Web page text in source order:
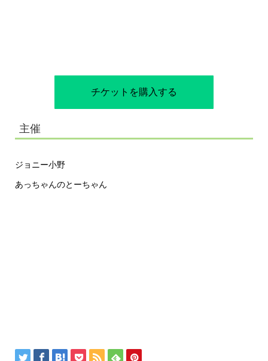
チケットを購入する
主催
ジョニー小野
あっちゃんのとーちゃん